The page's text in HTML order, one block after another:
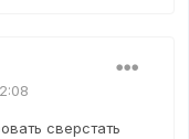
сверстать